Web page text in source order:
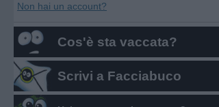
Non hai un account?
Cos'è sta vaccata?
Scrivi a Facciabuco